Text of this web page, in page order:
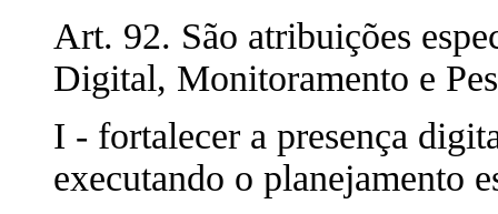
Art. 92. São atribuições
Digital, Monitoramento e
I - fortalecer a presença
executando o planejamento